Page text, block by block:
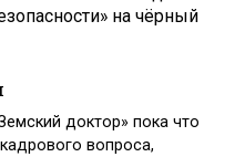
на чёрный
доктор» пока что
вопроса,